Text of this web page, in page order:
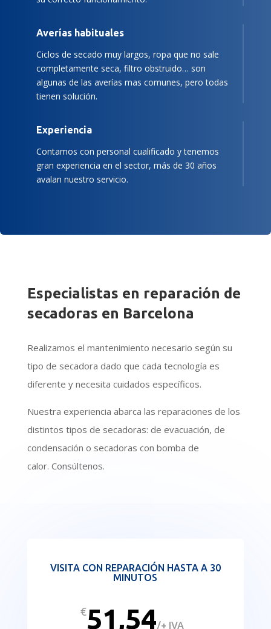
Averías habituales
Ciclos de secado muy largos, ropa que no sale
completamente seca, filtro obstruido… son
algunas de las averías mas comunes, pero todas
tienen solución.
Experiencia
Contamos con personal cualificado y tenemos
gran experiencia en el sector, más de 30 años
avalan nuestro servicio.
Especialistas en reparación de
secadoras en Barcelona
Realizamos el mantenimiento necesario según su
tipo de secadora dado que cada tecnología es
diferente y necesita cuidados específicos.
Nuestra experiencia abarca las reparaciones de los
distintos tipos de secadoras: de evacuación, de
condensación o secadoras con bomba de
calor. Consúltenos.
VISITA CON REPARACIÓN HASTA A 30
MINUTOS
€51,54/+ IVA